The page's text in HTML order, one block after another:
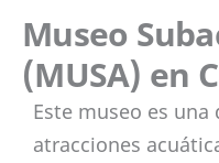
Museo
(MUSA) en
Este museo es una
atracciones